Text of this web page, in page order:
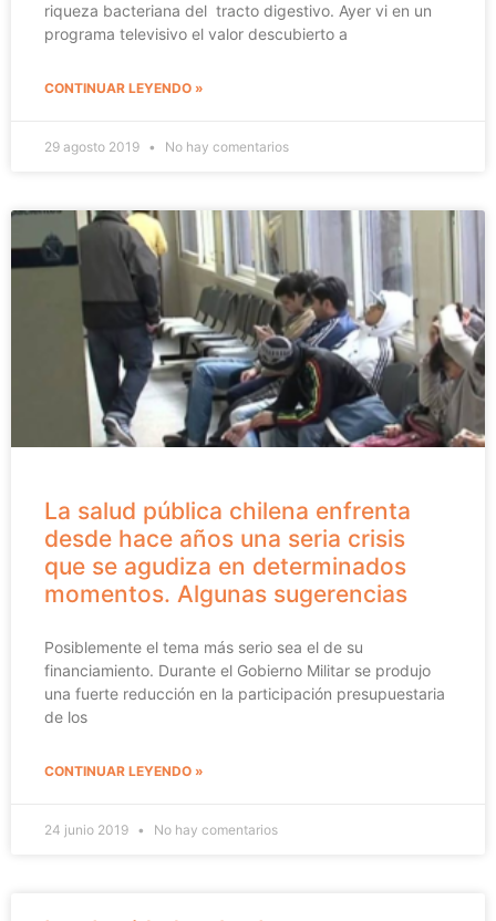
riqueza bacteriana del tracto digestivo. Ayer vi en un
programa televisivo el valor descubierto a
CONTINUAR LEYENDO »
29 agosto 2019 No hay comentarios
La salud pública chilena enfrenta
desde hace años una seria crisis
que se agudiza en determinados
momentos. Algunas sugerencias
Posiblemente el tema más serio sea el de su
financiamiento. Durante el Gobierno Militar se produjo
una fuerte reducción en la participación presupuestaria
de los
CONTINUAR LEYENDO »
24 junio 2019 No hay comentarios